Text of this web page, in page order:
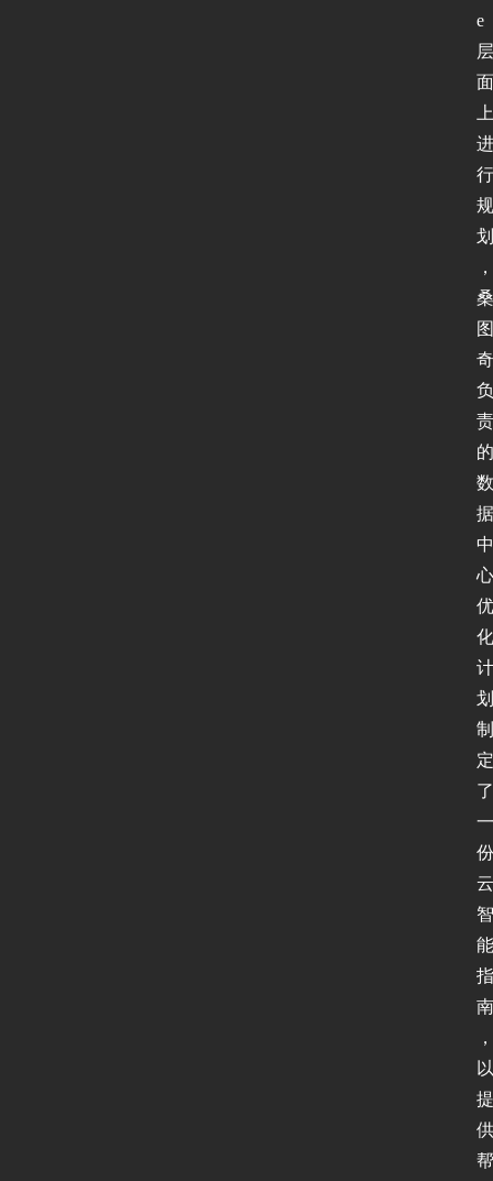
e
层
面
上
进
行
规
划
，
桑
图
奇
负
责
的
数
据
中
心
优
化
计
划
制
定
了
一
份
云
智
能
指
南
，
以
提
供
帮